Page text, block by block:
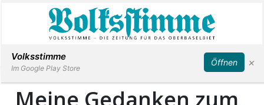
Abonnieren Anmelden
Volksstimme
Im Google Play Store
Öffnen ×